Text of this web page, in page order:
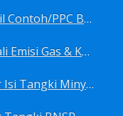
Sertifikasi Petugas Pengambil Contoh/PPC BNSP
Sertifikasi Petugas Pengendali Emisi Gas & Kebisingan Industri Migas BNSP
Sertifikasi Petugas Pengukur Isi Tangki Minyak Bumi dan Hasil Olahan BNSP